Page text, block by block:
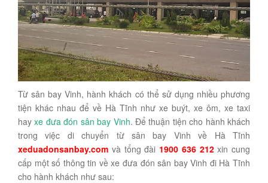
Từ sân bay Vinh, hành khách có thể sử dụng nhiều phương
tiện khác nhau để về Hà Tĩnh như xe buýt, xe ôm, xe taxi
hayxe đưa đón sân bay Vinh. Để thuận tiện cho hành khách
trong việc di chuyển từ sân bay Vinh về Hà Tĩnh
xeduadonsanbay.com và tổng đài 1900 636 212xin cung
cấp một số thông tin về xe đưa đón sân bay Vinh đi Hà Tĩnh
cho hành khách như sau: